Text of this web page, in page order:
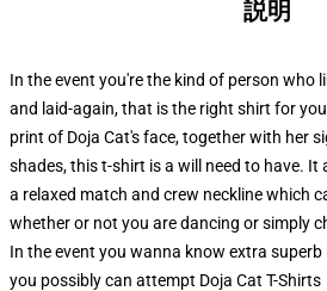
説明
In the event you're the kind of person who
and laid-again, that is the right shirt for
print of Doja Cat's face, together with her
shades, this t-shirt is a will need to have.
a relaxed match and crew neckline which
whether or not you are dancing or simply
In the event you wanna know extra superb
you possibly can attempt Doja Cat T-Shirts